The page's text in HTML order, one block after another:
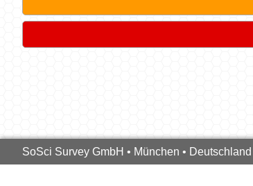
SoSci Survey GmbH • München • Deutschland